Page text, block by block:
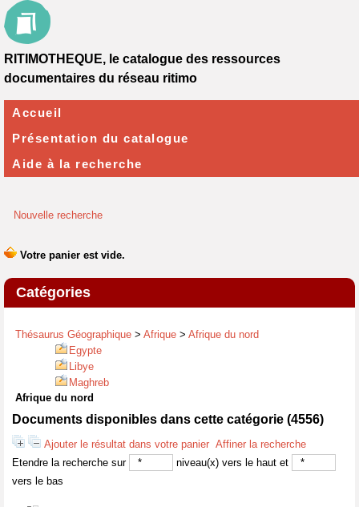
Nouvelle recherche
Catégories
Thésaurus Géographique > Afrique > Afrique du nord
Egypte
Libye
Maghreb
Afrique du nord
Documents disponibles dans cette catégorie (4556)
Ajouter le résultat dans votre panier Affiner la recherche
Etendre la recherche sur
niveau(x) vers le haut et
vers le bas
RITIMOTHEQUE, le catalogue des ressources
documentaires du réseau ritimo
Accueil
Présentation du catalogue
Aide à la recherche